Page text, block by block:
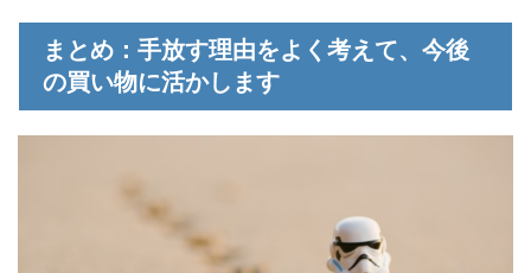
まとめ：手放す理由をよく考えて、今後
の買い物に活かします